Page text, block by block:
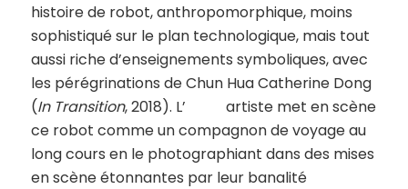
histoire de robot, anthropomorphique, moins
sophistiqué sur le plan technologique, mais tout
aussi riche d’enseignements symboliques, avec
les pérégrinations de Chun Hua Catherine Dong
(In Transition, 2018). L’ artiste met en scène
ce robot comme un compagnon de voyage au
long cours en le photographiant dans des mises
en scène étonnantes par leur banalité